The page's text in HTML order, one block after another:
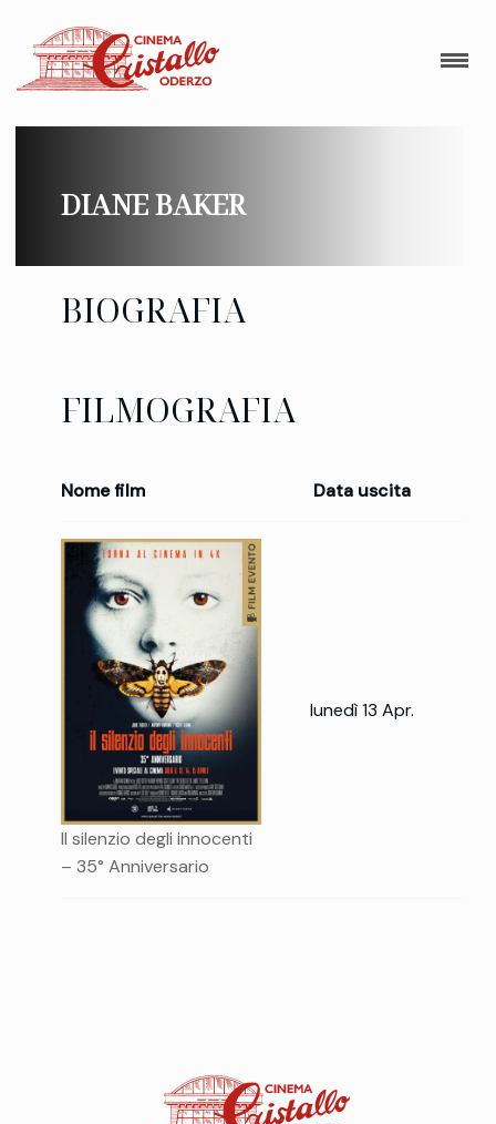
DIANE BAKER
BIOGRAFIA
FILMOGRAFIA
Nome film Data uscita
Il silenzio degli innocenti
– 35° Anniversario
lunedì 13 Apr.